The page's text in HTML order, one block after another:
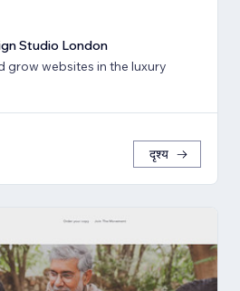
Studio London
grow websites in the luxury
दृश्य